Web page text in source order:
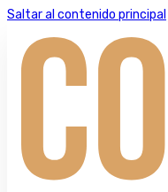
Saltar al contenido principal